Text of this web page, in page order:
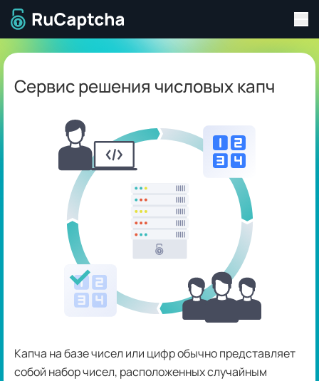
Перейти на главную страницу
Сервис решения числовых капч
Капча на базе чисел или цифр обычно представляет
собой набор чисел, расположенных случайным